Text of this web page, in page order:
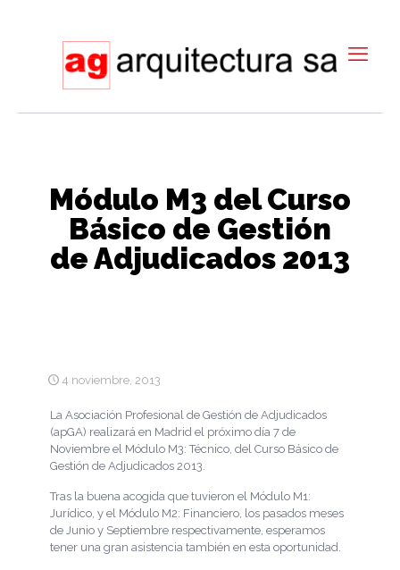
Módulo M3 del Curso
Básico de Gestión
de Adjudicados 2013
4 noviembre, 2013
La Asociación Profesional de Gestión de Adjudicados
(apGA) realizará en Madrid el próximo día 7 de
Noviembre el Módulo M3: Técnico, del Curso Básico de
Gestión de Adjudicados 2013.
Tras la buena acogida que tuvieron el Módulo M1:
Jurídico, y el Módulo M2: Financiero, los pasados meses
de Junio y Septiembre respectivamente, esperamos
tener una gran asistencia también en esta oportunidad.